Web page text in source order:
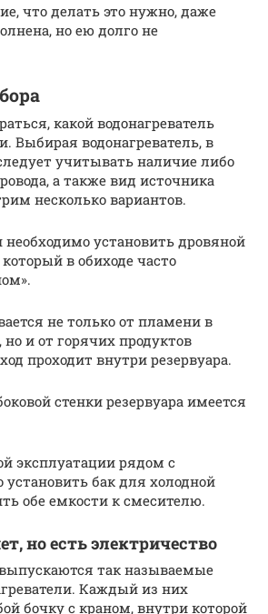
что делать это нужно, даже
но ею долго не
какой водонагреватель
Выбирая водонагреватель, в
учитывать наличие либо
а также вид источника
несколько вариантов.
необходимо установить дровяной
который в обиходе часто
не только от пламени в
и от горячих продуктов
проходит внутри резервуара.
стенки резервуара имеется
эксплуатации рядом с
бак для холодной
обе емкости к смесителю.
но есть электричество
так называемые
Каждый из них
бочку с краном, внутри которой